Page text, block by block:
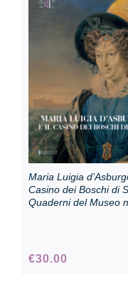
Sala Maria Luigia
Maria Luigia
Casino dei Boschi di
Quaderni del Museo
€30.00